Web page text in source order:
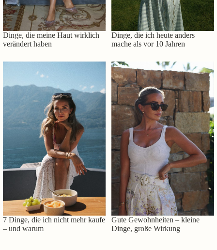
Dinge, die meine Haut wirklich
verändert haben
Dinge, die ich heute anders
mache als vor 10 Jahren
7 Dinge, die ich nicht mehr kaufe
– und warum
Gute Gewohnheiten – kleine
Dinge, große Wirkung